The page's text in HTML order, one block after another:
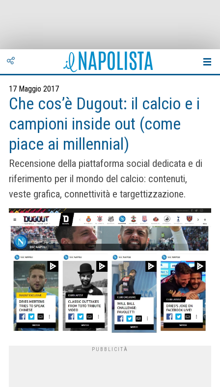
17 Maggio 2017
Che cos’è Dugout: il calcio e i
campioni inside out (come
piace ai millennial)
Recensione della piattaforma social dedicata e di
riferimento per il mondo del calcio: contenuti,
veste grafica, connettività e targettizzazione.